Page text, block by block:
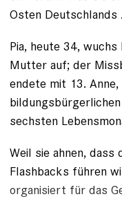
Osten Deutschlands
Pia, heute 34,
Mutter auf; der
endete mit 13.
sechsten
Weil sie ahnen, dass
Flashbacks ­führen
organisiert für das